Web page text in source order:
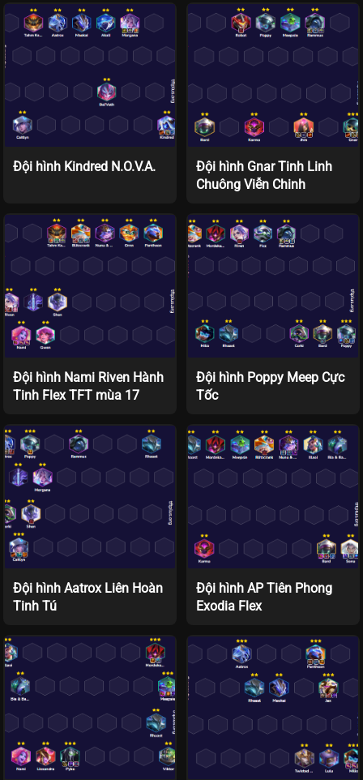
Đội hình Kindred N.O.V.A.
Đội hình Gnar Tinh Linh
Chuông Viễn Chinh
Đội hình Nami Riven Hành
Tinh Flex TFT mùa 17
Đội hình Poppy Meep Cực
Tốc
Đội hình Aatrox Liên Hoàn
Tinh Tú
Đội hình AP Tiên Phong
Exodia Flex